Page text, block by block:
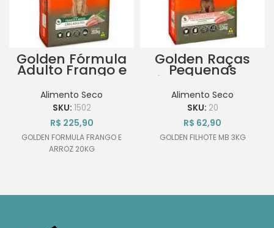
Golden Fórmula
Adulto Frango e
Arroz 20Kg
Alimento Seco
SKU: 1502
R$ 225,90
GOLDEN FORMULA FRANGO E
ARROZ 20KG
Golden Raças
Pequenas
Filhotes Frango
e Arroz 3kg
Alimento Seco
SKU: 20
R$ 62,90
GOLDEN FILHOTE MB 3KG